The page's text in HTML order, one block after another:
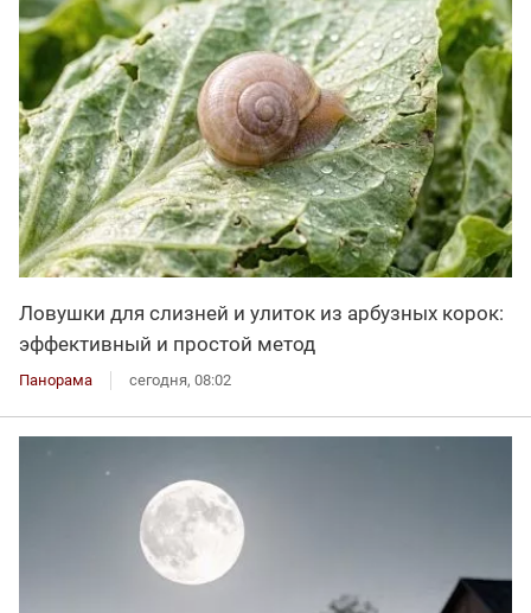
Ловушки для слизней и улиток из арбузных корок:
эффективный и простой метод
Панорама сегодня, 08:02